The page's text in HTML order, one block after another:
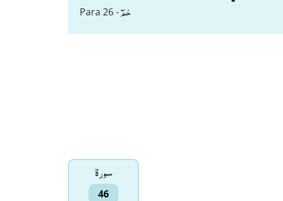
Para 26 -حٰمٓ
سورۃ
46